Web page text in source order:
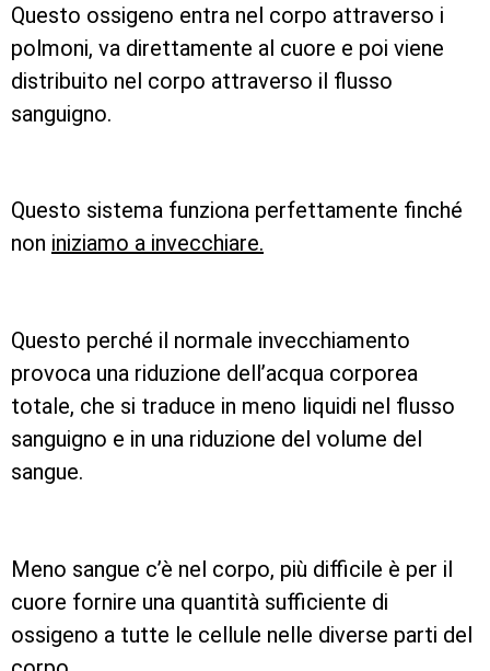
Questo ossigeno entra nel corpo attraverso i
polmoni, va direttamente al cuore e poi viene
distribuito nel corpo attraverso il flusso
sanguigno.
Questo sistema funziona perfettamente finché
non iniziamo a invecchiare.
Questo perché il normale invecchiamento
provoca una riduzione dell’acqua corporea
totale, che si traduce in meno liquidi nel flusso
sanguigno e in una riduzione del volume del
sangue.
Meno sangue c’è nel corpo, più difficile è per il
cuore fornire una quantità sufficiente di
ossigeno a tutte le cellule nelle diverse parti del